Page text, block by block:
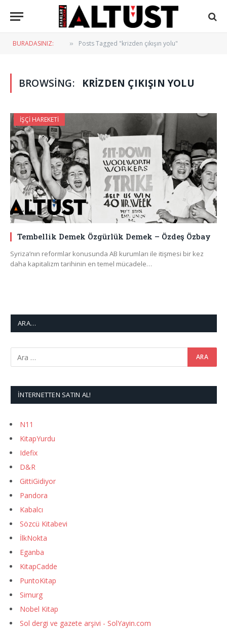
BURADASINIZ: » Posts Tagged "krizden çıkışın yolu"
BROWSING: KRIZDEN ÇIKIŞIN YOLU
İŞÇI HAREKETI
Tembellik Demek Özgürlük Demek – Özdeş Özbay
Syriza’nın reformlar konusunda AB kurumları ile itişmesi bir kez
daha kapitalizm tarihinin en temel mücadele…
ARA…
İNTERNETTEN SATIN AL!
N11
KitapYurdu
Idefix
D&R
GittiGidiyor
Pandora
Kabalcı
Sözcü Kitabevi
İlkNokta
Eganba
KitapCadde
PuntoKitap
Simurg
Nobel Kitap
Sol dergi ve gazete arşivi - SolYayin.com